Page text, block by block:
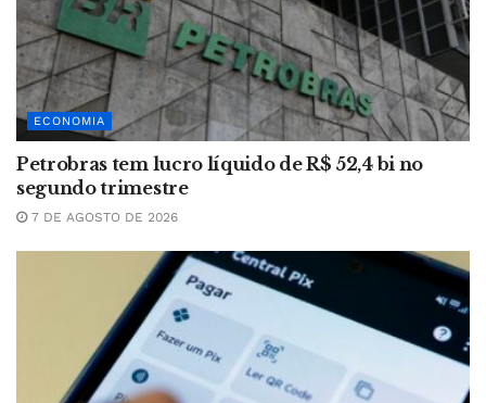
ECONOMIA
Petrobras tem lucro líquido de R$ 52,4 bi no
segundo trimestre
7 DE AGOSTO DE 2026